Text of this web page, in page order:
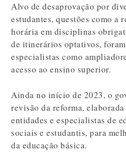
Alvo de desaprovação por
estudantes, questões como a
horária em disciplinas
de itinerários optativos,
especialistas como
acesso ao ensino superior.
Ainda no início de 2023, o
revisão da reforma,
entidades e especialistas de
sociais e estudantis, para
da educação básica.